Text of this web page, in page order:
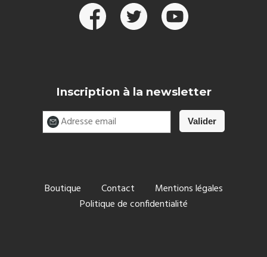
Inscription à la newsletter
Boutique Contact
Mentions légales
Politique de confidentialité